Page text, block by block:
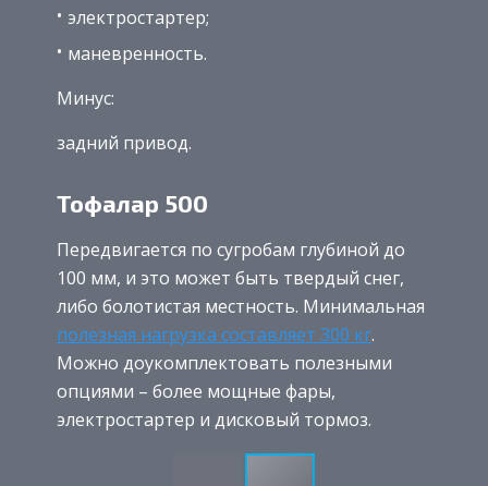
электростартер;
маневренность.
Минус:
задний привод.
Тофалар 500
Передвигается по сугробам глубиной до
100 мм, и это может быть твердый снег,
либо болотистая местность. Минимальная
полезная нагрузка составляет 300 кг.
Можно доукомплектовать полезными
опциями – более мощные фары,
электростартер и дисковый тормоз.